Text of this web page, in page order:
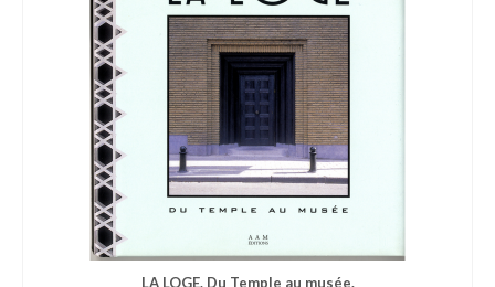
LA LOGE. Du Temple au musée.